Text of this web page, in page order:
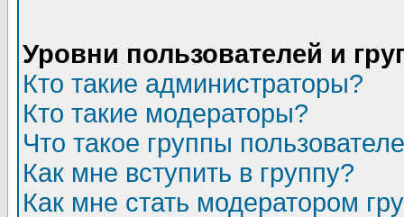
Уровни пользователей и
Кто такие администраторы?
Кто такие модераторы?
Что такое группы
Как мне вступить в группу?
Как мне стать модератором